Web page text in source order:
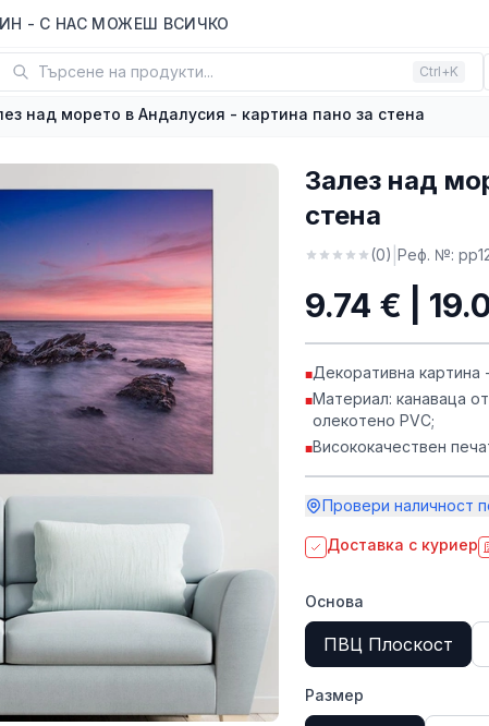
- С НАС МОЖЕШ ВСИЧКО
Търсене на продукти... Ctrl+K
над морето в Андалусия - картина пано за стена
Залез над
стена
(0) Реф. №:
9.74 € |
■Декоративна картина
■Материал: канаваца
олекотено PVC;
■Висококачествен
Провери наличност
Доставка с куриер
Основа
ПВЦ Плоскост
Размер